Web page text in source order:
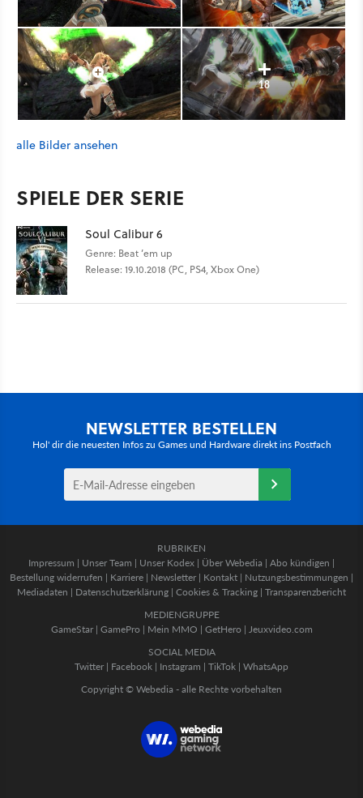
18
alle Bilder ansehen
SPIELE DER SERIE
Soul Calibur 6
Genre: Beat ’em up
Release: 19.10.2018 (PC, PS4, Xbox One)
NEWSLETTER BESTELLEN
Hol' dir die neuesten Infos zu Games und Hardware direkt ins Postfach
RUBRIKEN
Impressum | Unser Team | Unser Kodex | Über Webedia | Abo kündigen |
Bestellung widerrufen | Karriere | Newsletter | Kontakt | Nutzungsbestimmungen |
Mediadaten | Datenschutzerklärung | Cookies & Tracking | Transparenzbericht
MEDIENGRUPPE
GameStar| GamePro | Mein MMO | GetHero | Jeuxvideo.com
SOCIAL MEDIA
Twitter | Facebook | Instagram | TikTok | WhatsApp
Copyright © Webedia - alle Rechte vorbehalten